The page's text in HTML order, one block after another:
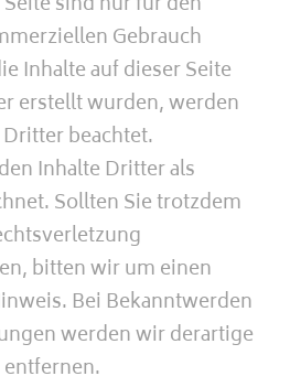
Gebrauch
Inhalte auf dieser Seite
erstellt wurden, werden
beachtet.
Inhalte Dritter als
Sollten Sie trotzdem
bitten wir um einen
Bei Bekanntwerden
werden wir derartige